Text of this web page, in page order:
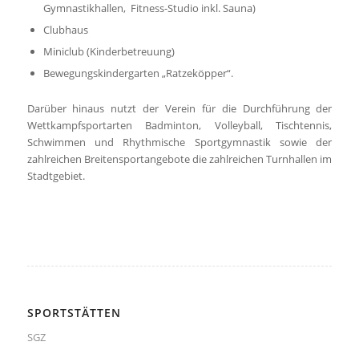
Gymnastikhallen, Fitness-Studio inkl. Sauna)
Clubhaus
Miniclub (Kinderbetreuung)
Bewegungskindergarten „Ratzeköpper“.
Darüber hinaus nutzt der Verein für die Durchführung der
Wettkampfsportarten Badminton, Volleyball, Tischtennis,
Schwimmen und Rhythmische Sportgymnastik sowie der
zahlreichen Breitensportangebote die zahlreichen Turnhallen im
Stadtgebiet.
SPORTSTÄTTEN
SGZ